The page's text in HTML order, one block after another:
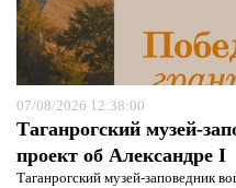
07/08/2026 12:38:00
Таганрогский музей-
проект об Александре I
Таганрогский музей-заповедник